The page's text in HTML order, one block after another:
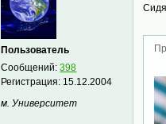
Пользователь
Сообщений:398
Регистрация: 15.12.2004
м. Университет